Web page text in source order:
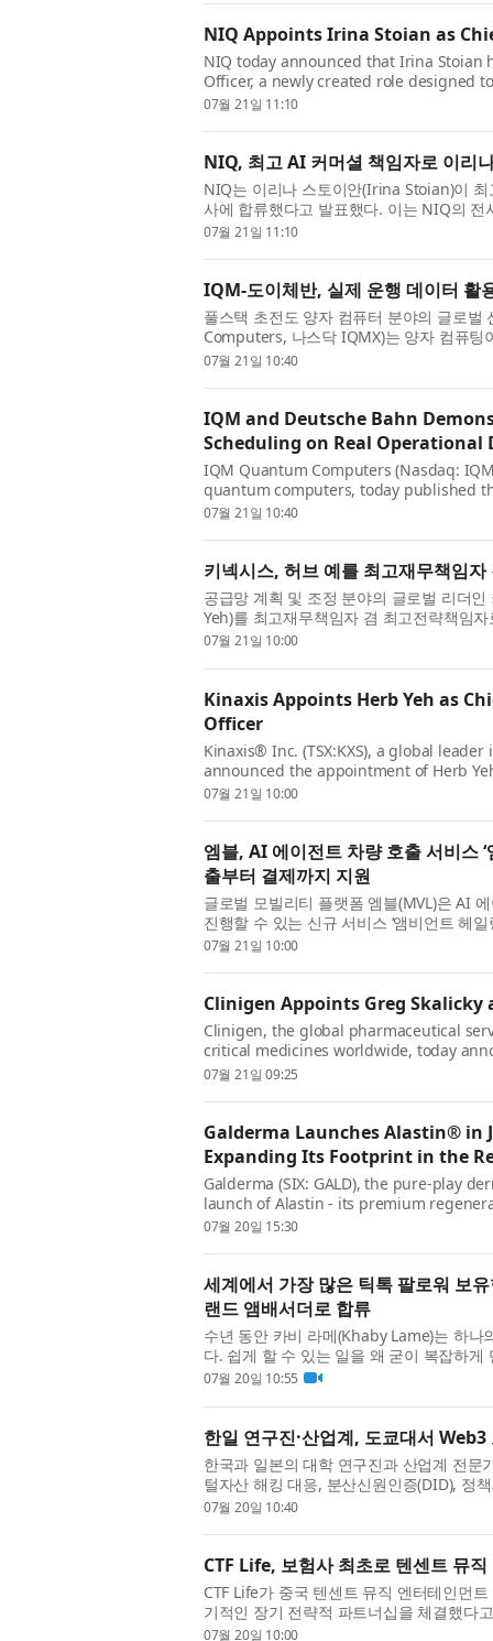
NIQ Appoints Irina Stoian as
NIQ today announced that Irina Stoian
Officer, a newly created role designed
and help clients turn the company’s AI
07월 21일 11:10
NIQ, 최고 AI 커머셜 책임자로 이리
NIQ는 이리나 스토이안(Irina Stoian)이
사에 합류했다고 발표했다. 이는 NIQ의
을 비즈니스 영향력과 성장으로 전환하도
07월 21일 11:10
IQM-도이체반, 실제 운행 데이터 활
풀스택 초전도 양자 컴퓨터 분야의 글로
Computers, 나스닥 IQMX)는 양자 컴퓨팅
유럽 최대 철도 운영사인 도이체반
07월 21일 10:40
IQM and Deutsche Bahn
Scheduling on Real Operational
IQM Quantum Computers (Nasdaq:
quantum computers, today published
Bahn, Europe’s largest rail operator,
07월 21일 10:40
키넥시스, 허브 예를 최고재무책임
공급망 계획 및 조정 분야의 글로벌 리더
Yeh)를 최고재무책임자 겸 최고전략책임
넥시스의 글로벌 재무 조직과 기업 전략
07월 21일 10:00
Kinaxis Appoints Herb Yeh as
Officer
Kinaxis® Inc. (TSX:KXS), a global
announced the appointment of Herb
Officer, effective July 27, 2026. In this
07월 21일 10:00
엠블, AI 에이전트 차량 호출 서비스
출부터 결제까지 지원
글로벌 모빌리티 플랫폼 엠블(MVL)은 AI
진행할 수 있는 신규 서비스 ‘앰비언트 헤
일링은 MVL이 운영하는 싱가포르의
07월 21일 10:00
Clinigen Appoints Greg Skalicky
Clinigen, the global pharmaceutical
critical medicines worldwide, today
Chief Executive Officer, effective 20 July
07월 21일 09:25
Galderma Launches Alastin® in
Expanding Its Footprint in the
Galderma (SIX: GALD), the pure-play
launch of Alastin - its premium
brand recently launched in Taiwan, will
07월 20일 15:30
세계에서 가장 많은 틱톡 팔로워 보
랜드 앰배서더로 합류
수년 동안 카비 라메(Khaby Lame)는 하
다. 쉽게 할 수 있는 일을 왜 굳이 복잡하
를 보유한 틱톡 크리에이터인 그는 불필요
07월 20일 10:55
한일 연구진·산업계, 도쿄대서 Web3
한국과 일본의 대학 연구진과 산업계 전
털자산 해킹 대응, 분산신원인증(DID), 정
현안을 논의하고 한·일 공동연구 추진에
07월 20일 10:40
CTF Life, 보험사 최초로 텐센트 뮤
CTF Life가 중국 텐센트 뮤직 엔터테인먼
기적인 장기 전략적 파트너십을 체결했다
으로, 양사는 이를 통해 ‘2026 TMElive
07월 20일 10:00